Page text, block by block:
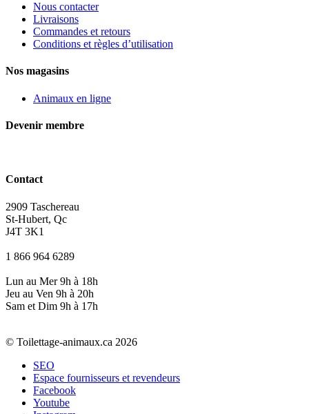
Nous contacter
Livraisons
Commandes et retours
Conditions et règles d’utilisation
Nos magasins
Animaux en ligne
Devenir membre
Contact
2909 Taschereau
St-Hubert, Qc
J4T 3K1
1 866 964 6289
Lun au Mer 9h à 18h
Jeu au Ven 9h à 20h
Sam et Dim 9h à 17h
© Toilettage-animaux.ca 2026
SEO
Espace fournisseurs et revendeurs
Facebook
Youtube